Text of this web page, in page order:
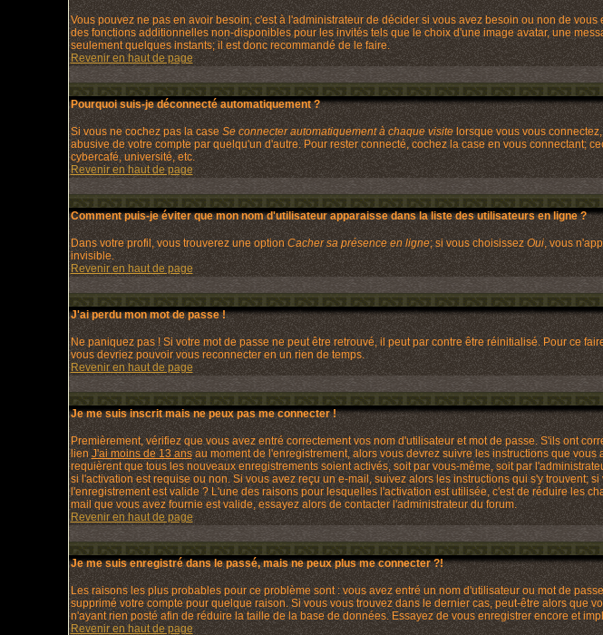
Vous pouvez ne pas en avoir besoin; c'est à l'administrateur de décider si vous avez besoin ou non de
des fonctions additionnelles non-disponibles pour les invités tels que le choix d'une image avatar, une
seulement quelques instants; il est donc recommandé de le faire.
Revenir en haut de page
Pourquoi suis-je déconnecté automatiquement ?
Si vous ne cochez pas la caseSe connecter automatiquement à chaque visitelorsque vous vous
abusive de votre compte par quelqu'un d'autre. Pour rester connecté, cochez la case en vous connectant;
cybercafé, université, etc.
Revenir en haut de page
Comment puis-je éviter que mon nom d'utilisateur apparaisse dans la liste des utilisateurs en ligne ?
Dans votre profil, vous trouverez une optionCacher sa présence en ligne; si vous choisissezOui, vous
invisible.
Revenir en haut de page
J'ai perdu mon mot de passe !
Ne paniquez pas ! Si votre mot de passe ne peut être retrouvé, il peut par contre être réinitialisé. Pour ce
vous devriez pouvoir vous reconnecter en un rien de temps.
Revenir en haut de page
Je me suis inscrit mais ne peux pas me connecter !
Premièrement, vérifiez que vous avez entré correctement vos nom d'utilisateur et mot de passe. S'ils ont
lien J'ai moins de 13 ansau moment de l'enregistrement, alors vous devrez suivre les instructions que
requièrent que tous les nouveaux enregistrements soient activés, soit par vous-même, soit par
si l'activation est requise ou non. Si vous avez reçu un e-mail, suivez alors les instructions qui s'y
l'enregistrement est valide ? L'une des raisons pour lesquelles l'activation est utilisée, c'est de réduire les
mail que vous avez fournie est valide, essayez alors de contacter l'administrateur du forum.
Revenir en haut de page
Je me suis enregistré dans le passé, mais ne peux plus me connecter ?!
Les raisons les plus probables pour ce problème sont : vous avez entré un nom d'utilisateur ou mot de
supprimé votre compte pour quelque raison. Si vous vous trouvez dans le dernier cas, peut-être alors que
n'ayant rien posté afin de réduire la taille de la base de données. Essayez de vous enregistrer encore et
Revenir en haut de page